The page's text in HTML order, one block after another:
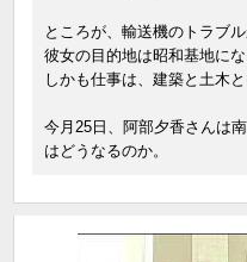
ところが、輸送機のトラブ
彼女の目的地は昭和基地にな
しかも仕事は、建築と土木と
今月25日、阿部夕香さんは
はどうなるのか。